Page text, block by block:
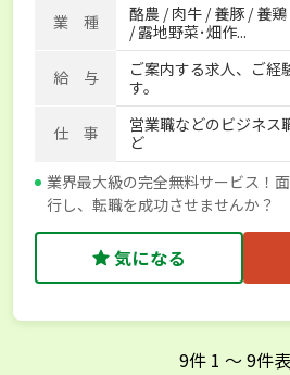
独立支援可能
社会保険完備 単身
寮･社宅相談可
業 種
酪農 / 肉牛 / 養豚 / 養
/ 露地野菜･畑作...
給 与
ご案内する求人、ご経
す。
仕 事
営業職などのビジネス
ど
業界最大級の完全無料サービス！
行し、転職を成功させませんか？
気になる
9件 1 〜9件